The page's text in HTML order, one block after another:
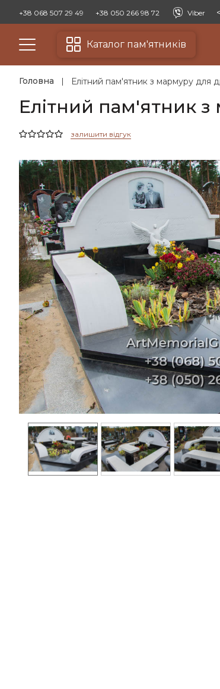
+38 068 507 29 49 +38 050 266 98 72 Viber
Каталог пам'ятників
Головна Елітний пам'ятник з мармуру для
Елітний пам'ятник
залишити відгук